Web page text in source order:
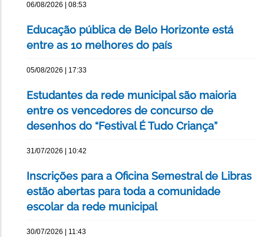
06/08/2026 | 08:53
Educação pública de Belo Horizonte está
entre as 10 melhores do país
05/08/2026 | 17:33
Estudantes da rede municipal são maioria
entre os vencedores de concurso de
desenhos do “Festival É Tudo Criança”
31/07/2026 | 10:42
Inscrições para a Oficina Semestral de Libras
estão abertas para toda a comunidade
escolar da rede municipal
30/07/2026 | 11:43